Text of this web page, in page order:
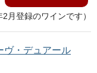
2月登録のワインです）
ヴ・デュアール